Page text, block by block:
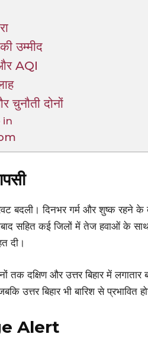
उम्मीद
AQI
चुनौती दोनों
in
बदली। दिनभर गर्म और शुष्क रहने के
सहित कई जिलों में तेज हवाओं के
दी।
दक्षिण और उत्तर बिहार में लगातार
उत्तर बिहार भी बारिश से प्रभावित
Alert